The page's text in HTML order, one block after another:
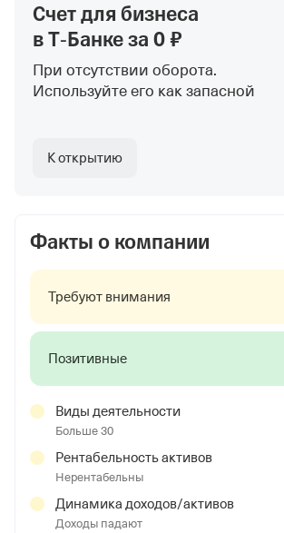
Счет для бизнеса
в Т‑Банкеза 0 ₽
При отсутствии оборота.
Используйте его как запасной
К открытию
Факты о компании
Требуют внимания
Позитивные
Виды деятельности
Больше 30
Рентабельность активов
Нерентабельны
Динамика доходов/активов
Доходы падают